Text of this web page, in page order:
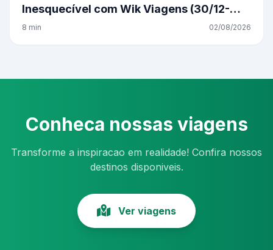
Inesquecível com Wik Viagens (30/12-
02/01)
8 min 02/08/2026
Conheca nossas viagens
Transforme a inspiracao em realidade! Confira nossos
destinos disponiveis.
Ver viagens